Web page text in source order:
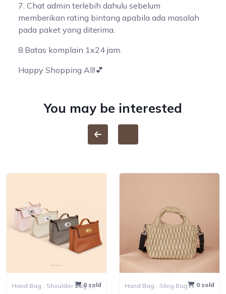
7. Chat admin terlebih dahulu sebelum
memberikan rating bintang apabila ada masalah
pada paket yang diterima.
8.Batas komplain 1x24 jam.
Happy Shopping All!💕
You may be interested
0 sold
Hand Bag ,
Shoulder Bag ,
0 sold
Hand Bag , Sling Bag